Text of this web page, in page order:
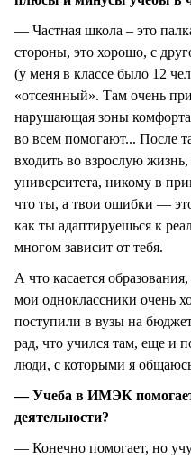
— Частная школа – это
стороны, это хорошо, с
(у меня в классе было 12
«отсеянный». Там очень
нарушающая зоны
во всем помогают... После
входить во взрослую
университета, никому в
что ты, а твои ошибки —
как ты адаптируешься к
многом зависит от тебя.
А что касается
мои одноклассники очень
поступили в вузы на
рад, что учился там, еще и
люди, с которыми я
— Учеба в ИМЭК
деятельности?
— Конечно помогает, но